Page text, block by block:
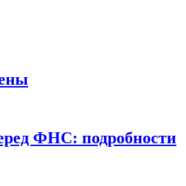
ФНС: подробности